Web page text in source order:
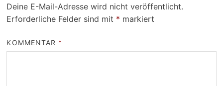
Deine E-Mail-Adresse wird nicht veröffentlicht.
Erforderliche Felder sind mit * markiert
KOMMENTAR *